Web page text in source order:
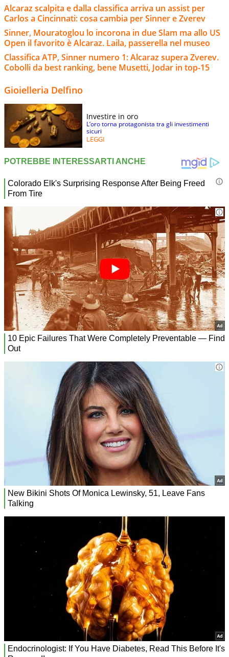
Alcaraz scalpita e dalla classifica arriva un assist per
Carlos a Cincinnati: cosa cambia per Sinner e Zverev
Sinner, Mouratoglou lo incorona in due Slam ma allo US
Open il favorito è Alcaraz. Laila, passerella nel museo
Classifica ATP, Sinner numero 1: Alcaraz supera Zverev.
Cobolli da best ranking, bene Musetti, Jodar in top-15
Gioielleria Delfino
Investire in oro
L’oro torna protagonista tra gli investimenti
sicuri
LEGGI